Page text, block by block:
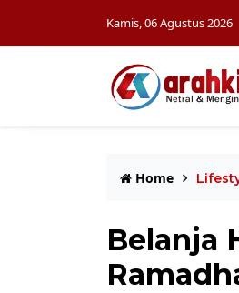
Kamis, 06 Agustus 2026
Home
Belanja